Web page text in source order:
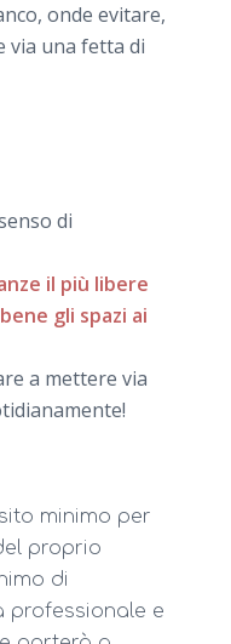
onde evitare,
via una fetta di
di
il più libere
gli spazi ai
a mettere via
minimo per
proprio
di
professionale e